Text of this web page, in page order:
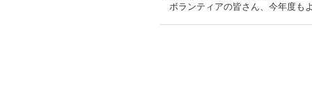
ボランティアの皆さん、今年度も